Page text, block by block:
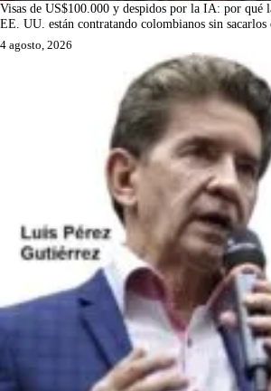
Visas de US$100.000 y despidos por la IA: por qué
EE. UU. están contratando colombianos sin sacarlos
4 agosto, 2026